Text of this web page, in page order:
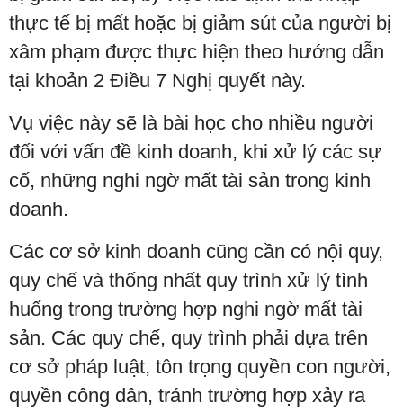
thực tế bị mất hoặc bị giảm sút của người bị
xâm phạm được thực hiện theo hướng dẫn
tại khoản 2 Điều 7 Nghị quyết này.
Vụ việc này sẽ là bài học cho nhiều người
đối với vấn đề kinh doanh, khi xử lý các sự
cố, những nghi ngờ mất tài sản trong kinh
doanh.
Các cơ sở kinh doanh cũng cần có nội quy,
quy chế và thống nhất quy trình xử lý tình
huống trong trường hợp nghi ngờ mất tài
sản. Các quy chế, quy trình phải dựa trên
cơ sở pháp luật, tôn trọng quyền con người,
quyền công dân, tránh trường hợp xảy ra